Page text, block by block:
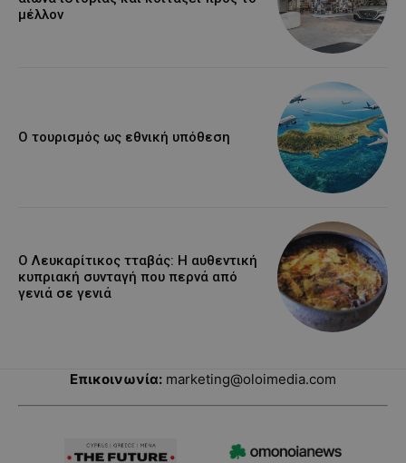
μέλλον
Ο τουρισμός ως εθνική υπόθεση
Ο Λευκαρίτικος τταβάς: Η αυθεντική
κυπριακή συνταγή που περνά από
γενιά σε γενιά
Επικοινωνία: marketing@oloimedia.com